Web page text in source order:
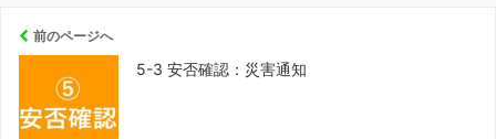
前のページへ
5-3 安否確認：災害通知